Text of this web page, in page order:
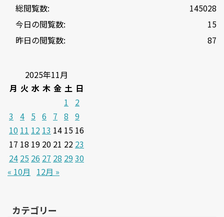
145028
総閲覧数:
15
今日の閲覧数:
87
昨日の閲覧数:
2025年11月
月 火 水 木 金 土 日
1
2
3 4 5 6 7 8 9
10 11 12 13 14 15 16
17 18 19 20 21 22 23
24 25 26 27 28 2930
« 10月
12月 »
カテゴリー